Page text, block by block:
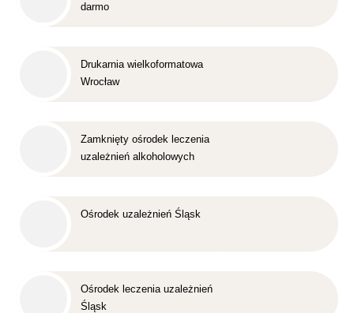
darmo
Drukarnia wielkoformatowa
Wrocław
Zamknięty ośrodek leczenia
uzależnień alkoholowych
Ośrodek uzależnień Śląsk
Ośrodek leczenia uzależnień
Śląsk